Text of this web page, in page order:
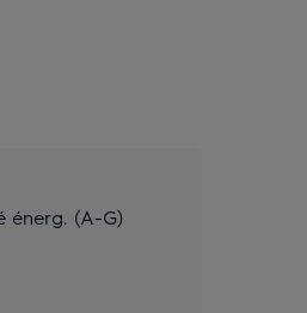
énerg. (A-G)